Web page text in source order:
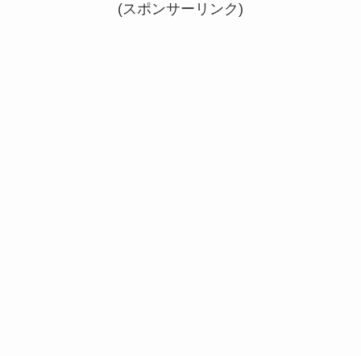
(スポンサーリンク)